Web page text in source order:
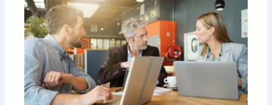
n
s
a
u
f
d
e
r
S
e
c
h
A
g
e
n
c
y